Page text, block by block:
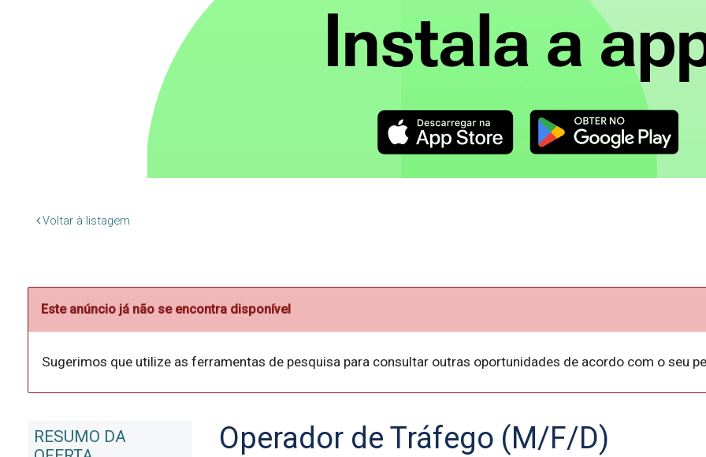
Voltar à listagem
Este anúncio já não se encontra disponível
Sugerimos que utilize as ferramentas de pesquisa para consultar outras oportunidades de acordo com o seu
RESUMO DA
Operador de Tráfego (M/F/D)